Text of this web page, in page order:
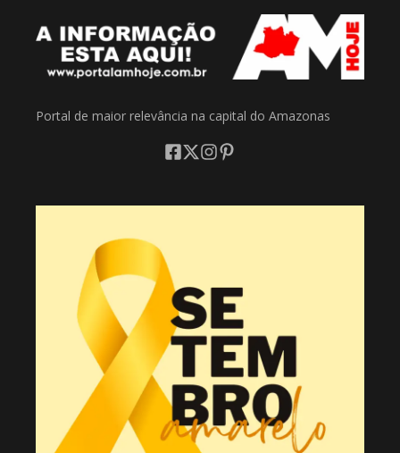
Portal de maior relevância na capital do Amazonas